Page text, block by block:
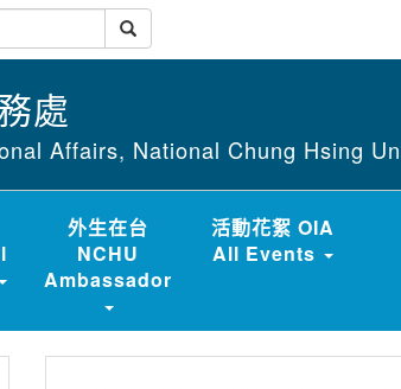
處
Affairs, National Chung Hsing
外生在台
NCHU
Ambassador
活動花絮 OIA
All Events